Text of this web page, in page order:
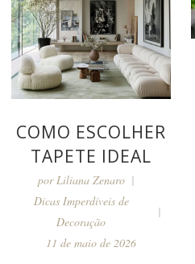
COMO ESCOLHER
TAPETE IDEAL
porLiliana Zenaro
Dicas Imperdíveis de
Decoração
11 de maio de 2026